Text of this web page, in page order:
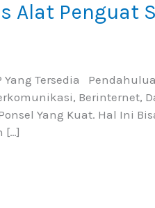
Alat Penguat
Yang Tersedia
Berinternet,
Yang Kuat. Hal Ini
[…]